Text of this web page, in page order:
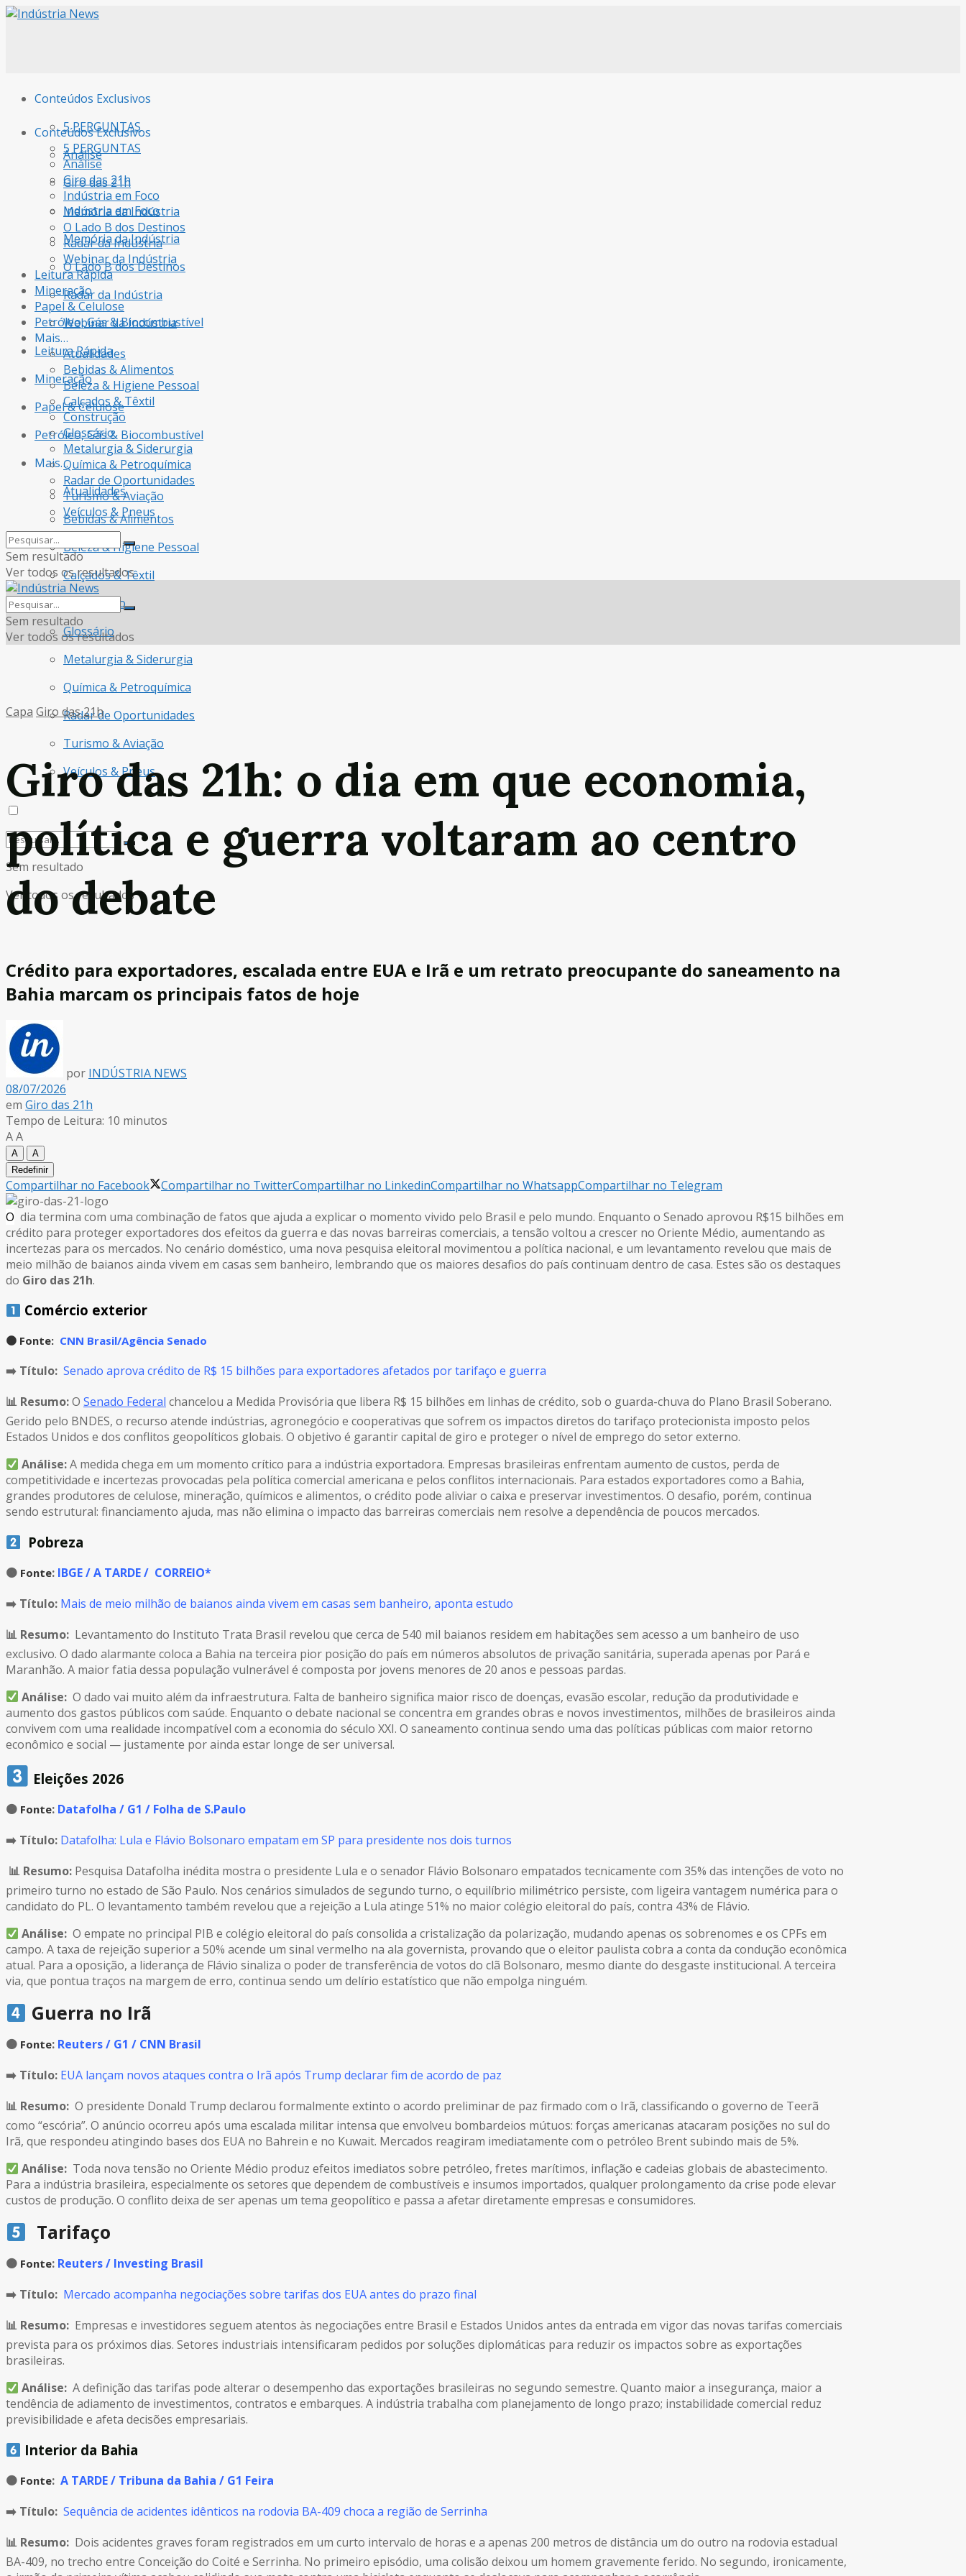
Conteúdos Exclusivos
5 PERGUNTAS
Análise
Giro das 21h
Indústria em Foco
Memória da Indústria
O Lado B dos Destinos
Radar da Indústria
Webinar da Indústria
Leitura Rápida
Mineração
Papel & Celulose
Petróleo, Gás & Biocombustível
Mais…
Atualidades
Bebidas & Alimentos
Beleza & Higiene Pessoal
Calçados & Têxtil
Construção
Glossário
Metalurgia & Siderurgia
Química & Petroquímica
Radar de Oportunidades
Turismo & Aviação
Veículos & Pneus
Sem resultado
Ver todos os resultados
Conteúdos Exclusivos
5 PERGUNTAS
Análise
Giro das 21h
Indústria em Foco
Memória da Indústria
O Lado B dos Destinos
Radar da Indústria
Webinar da Indústria
Leitura Rápida
Mineração
Papel & Celulose
Petróleo, Gás & Biocombustível
Mais…
Atualidades
Bebidas & Alimentos
Beleza & Higiene Pessoal
Calçados & Têxtil
Construção
Glossário
Metalurgia & Siderurgia
Química & Petroquímica
Radar de Oportunidades
Turismo & Aviação
Veículos & Pneus
Sem resultado
Ver todos os resultados
Sem resultado
Ver todos os resultados
Capa Giro das 21h
Giro das 21h: o dia em que economia,
política e guerra voltaram ao centro
do debate
Crédito para exportadores, escalada entre EUA e Irã e um retrato preocupante do saneamento na
Bahia marcam os principais fatos de hoje
por INDÚSTRIA NEWS
08/07/2026
em Giro das 21h
Tempo de Leitura: 10 minutos
AA
A
A
Redefinir
Compartilhar no Facebook Compartilhar no TwitterCompartilhar no LinkedinCompartilhar no WhatsappCompartilhar no Telegram
O dia termina com uma combinação de fatos que ajuda a explicar o momento vivido pelo Brasil e pelo mundo. Enquanto o Senado aprovou R$15 bilhões em
crédito para proteger exportadores dos efeitos da guerra e das novas barreiras comerciais, a tensão voltou a crescer no Oriente Médio, aumentando as
incertezas para os mercados. No cenário doméstico, uma nova pesquisa eleitoral movimentou a política nacional, e um levantamento revelou que mais de
meio milhão de baianos ainda vivem em casas sem banheiro, lembrando que os maiores desafios do país continuam dentro de casa. Estes são os destaques
do Giro das 21h.
Comércio exterior
🟠 Fonte: CNN Brasil/Agência Senado
➡️ Título: Senado aprova crédito de R$ 15 bilhões para exportadores afetados por tarifaço e guerra
📊 Resumo:O Senado Federal chancelou a Medida Provisória que libera R$ 15 bilhões em linhas de crédito, sob o guarda-chuva do Plano Brasil Soberano.
Gerido pelo BNDES, o recurso atende indústrias, agronegócio e cooperativas que sofrem os impactos diretos do tarifaço protecionista imposto pelos
Estados Unidos e dos conflitos geopolíticos globais. O objetivo é garantir capital de giro e proteger o nível de emprego do setor externo.
Análise:A medida chega em um momento crítico para a indústria exportadora. Empresas brasileiras enfrentam aumento de custos, perda de
competitividade e incertezas provocadas pela política comercial americana e pelos conflitos internacionais. Para estados exportadores como a Bahia,
grandes produtores de celulose, mineração, químicos e alimentos, o crédito pode aliviar o caixa e preservar investimentos. O desafio, porém, continua
sendo estrutural: financiamento ajuda, mas não elimina o impacto das barreiras comerciais nem resolve a dependência de poucos mercados.
Pobreza
🟠 Fonte: IBGE / A TARDE / CORREIO*
➡️ Título: Mais de meio milhão de baianos ainda vivem em casas sem banheiro, aponta estudo
📊 Resumo: Levantamento do Instituto Trata Brasil revelou que cerca de 540 mil baianos residem em habitações sem acesso a um banheiro de uso
exclusivo. O dado alarmante coloca a Bahia na terceira pior posição do país em números absolutos de privação sanitária, superada apenas por Pará e
Maranhão. A maior fatia dessa população vulnerável é composta por jovens menores de 20 anos e pessoas pardas.
Análise:O dado vai muito além da infraestrutura. Falta de banheiro significa maior risco de doenças, evasão escolar, redução da produtividade e
aumento dos gastos públicos com saúde. Enquanto o debate nacional se concentra em grandes obras e novos investimentos, milhões de brasileiros ainda
convivem com uma realidade incompatível com a economia do século XXI. O saneamento continua sendo uma das políticas públicas com maior retorno
econômico e social — justamente por ainda estar longe de ser universal.
Eleições 2026
🟠 Fonte: Datafolha / G1 / Folha de S.Paulo
➡️ Título: Datafolha: Lula e Flávio Bolsonaro empatam em SP para presidente nos dois turnos
📊 Resumo: Pesquisa Datafolha inédita mostra o presidente Lula e o senador Flávio Bolsonaro empatados tecnicamente com 35% das intenções de voto no
primeiro turno no estado de São Paulo. Nos cenários simulados de segundo turno, o equilíbrio milimétrico persiste, com ligeira vantagem numérica para o
candidato do PL. O levantamento também revelou que a rejeição a Lula atinge 51% no maior colégio eleitoral do país, contra 43% de Flávio.
Análise:O empate no principal PIB e colégio eleitoral do país consolida a cristalização da polarização, mudando apenas os sobrenomes e os CPFs em
campo. A taxa de rejeição superior a 50% acende um sinal vermelho na ala governista, provando que o eleitor paulista cobra a conta da condução econômica
atual. Para a oposição, a liderança de Flávio sinaliza o poder de transferência de votos do clã Bolsonaro, mesmo diante do desgaste institucional. A terceira
via, que pontua traços na margem de erro, continua sendo um delírio estatístico que não empolga ninguém.
Guerra no Irã
🟠 Fonte: Reuters / G1 / CNN Brasil
➡️ Título: EUA lançam novos ataques contra o Irã após Trump declarar fim de acordo de paz
📊 Resumo: O presidente Donald Trump declarou formalmente extinto o acordo preliminar de paz firmado com o Irã, classificando o governo de Teerã
como “escória”. O anúncio ocorreu após uma escalada militar intensa que envolveu bombardeios mútuos: forças americanas atacaram posições no sul do
Irã, que respondeu atingindo bases dos EUA no Bahrein e no Kuwait. Mercados reagiram imediatamente com o petróleo Brent subindo mais de 5%.
Análise: Toda nova tensão no Oriente Médio produz efeitos imediatos sobre petróleo, fretes marítimos, inflação e cadeias globais de abastecimento.
Para a indústria brasileira, especialmente os setores que dependem de combustíveis e insumos importados, qualquer prolongamento da crise pode elevar
custos de produção. O conflito deixa de ser apenas um tema geopolítico e passa a afetar diretamente empresas e consumidores.
Tarifaço
🟠 Fonte: Reuters / Investing Brasil
➡️ Título: Mercado acompanha negociações sobre tarifas dos EUA antes do prazo final
📊 Resumo: Empresas e investidores seguem atentos às negociações entre Brasil e Estados Unidos antes da entrada em vigor das novas tarifas comerciais
prevista para os próximos dias. Setores industriais intensificaram pedidos por soluções diplomáticas para reduzir os impactos sobre as exportações
brasileiras.
Análise: A definição das tarifas pode alterar o desempenho das exportações brasileiras no segundo semestre. Quanto maior a insegurança, maior a
tendência de adiamento de investimentos, contratos e embarques. A indústria trabalha com planejamento de longo prazo; instabilidade comercial reduz
previsibilidade e afeta decisões empresariais.
Interior da Bahia
🟠 Fonte: A TARDE / Tribuna da Bahia / G1 Feira
➡️ Título: Sequência de acidentes idênticos na rodovia BA-409 choca a região de Serrinha
📊 Resumo: Dois acidentes graves foram registrados em um curto intervalo de horas e a apenas 200 metros de distância um do outro na rodovia estadual
BA-409, no trecho entre Conceição do Coité e Serrinha. No primeiro episódio, uma colisão deixou um homem gravemente ferido. No segundo, ironicamente,